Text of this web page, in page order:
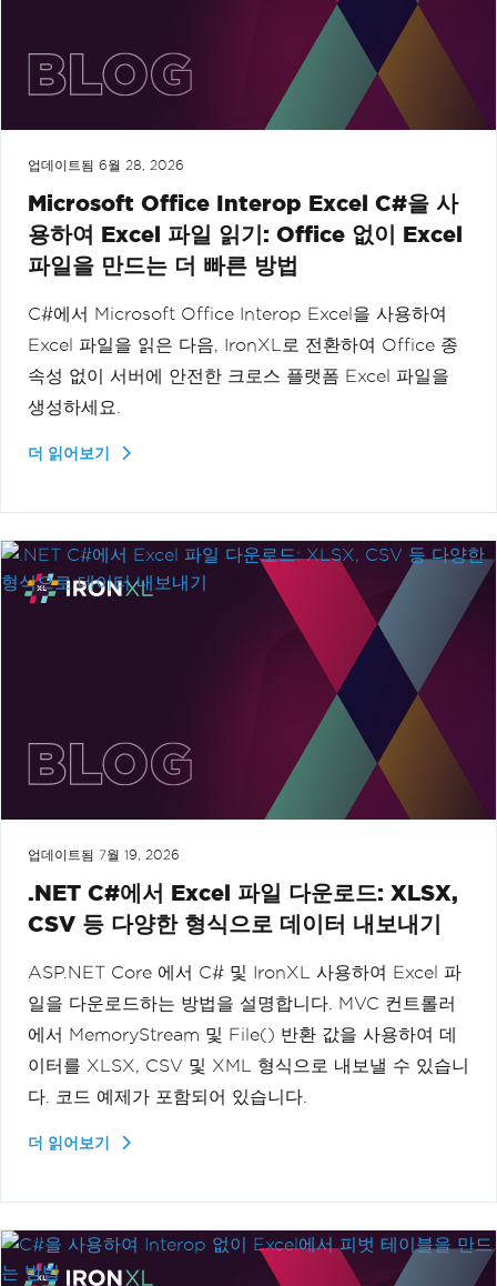
업데이트됨 6월 28, 2026
Microsoft Office Interop Excel C#을 사
용하여 Excel 파일 읽기: Office 없이 Excel
파일을 만드는 더 빠른 방법
C#에서 Microsoft Office Interop Excel을 사용하여
Excel 파일을 읽은 다음, IronXL로 전환하여 Office 종
속성 없이 서버에 안전한 크로스 플랫폼 Excel 파일을
생성하세요.
더 읽어보기
업데이트됨 7월 19, 2026
.NET C#에서 Excel 파일 다운로드: XLSX,
CSV 등 다양한 형식으로 데이터 내보내기
ASP.NET Core 에서 C# 및 IronXL 사용하여 Excel 파
일을 다운로드하는 방법을 설명합니다. MVC 컨트롤러
에서 MemoryStream 및 File() 반환 값을 사용하여 데
이터를 XLSX, CSV 및 XML 형식으로 내보낼 수 있습니
다. 코드 예제가 포함되어 있습니다.
더 읽어보기